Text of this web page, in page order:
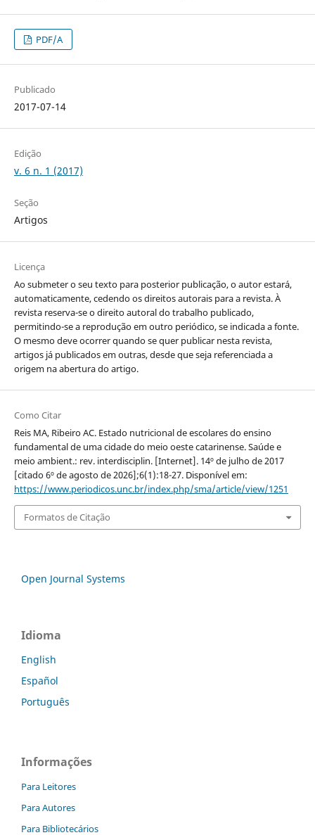
PDF/A
Publicado
2017-07-14
Edição
v. 6 n. 1 (2017)
Seção
Artigos
Licença
Ao submeter o seu texto para posterior publicação, o autor estará,
automaticamente, cedendo os direitos autorais para a revista. À
revista reserva-se o direito autoral do trabalho publicado,
permitindo-se a reprodução em outro periódico, se indicada a fonte.
O mesmo deve ocorrer quando se quer publicar nesta revista,
artigos já publicados em outras, desde que seja referenciada a
origem na abertura do artigo.
Como Citar
Reis MA, Ribeiro AC. Estado nutricional de escolares do ensino
fundamental de uma cidade do meio oeste catarinense. Saúde e
meio ambient.: rev. interdisciplin. [Internet]. 14º de julho de 2017
[citado 6º de agosto de 2026];6(1):18-27. Disponível em:
https://www.periodicos.unc.br/index.php/sma/article/view/1251
Formatos de Citação
Open Journal Systems
Idioma
English
Español
Português
Informações
Para Leitores
Para Autores
Para Bibliotecários